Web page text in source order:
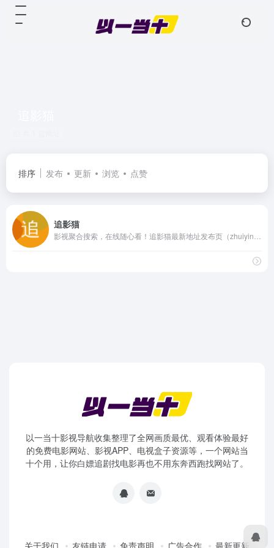
排序 发布 更新 浏览 点赞
追影猫
以一当十影视导航收集整理了全网画质最优、观看体验最好
的免费电影网站、影视APP、电视盒子资源等，一个网站当
十个用，让你白嫖追剧找电影再也不用东奔西跑找网站了。
关于我们 友链申请 免责声明 广告合作 最新更新